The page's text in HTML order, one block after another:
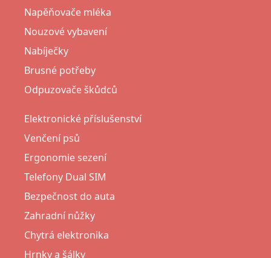
Napěňovače mléka
Nouzové vybavení
Nabíječky
Brusné potřeby
Odpuzovače škůdců
Elektronické příslušenství
Venčení psů
Ergonomie sezení
Telefony Dual SIM
Bezpečnost do auta
Zahradní nůžky
Chytrá elektronika
Hrnky a šálky